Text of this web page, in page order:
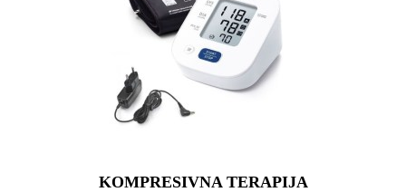
KOMPRESIVNA TERAPIJA